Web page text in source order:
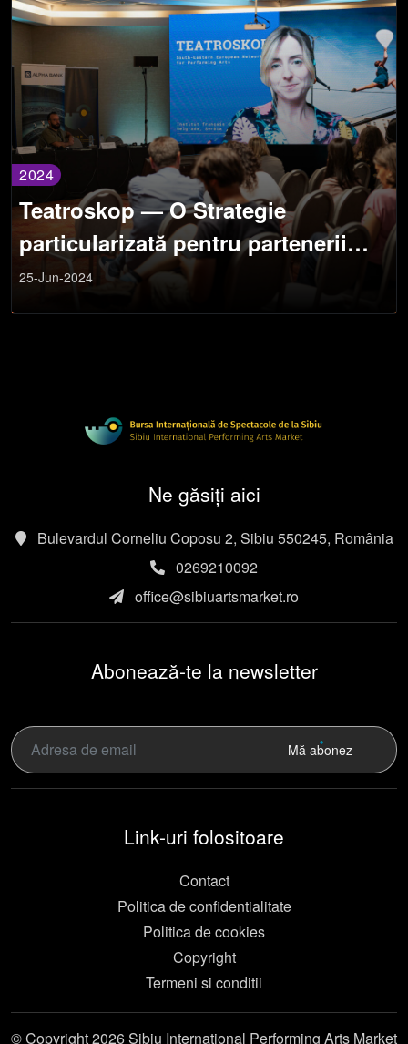
2024
Teatroskop — O Strategie
particularizată pentru partenerii
regionali
25-Jun-2024
Ne găsiți aici
Bulevardul Corneliu Coposu 2, Sibiu 550245, România
0269210092
office@sibiuartsmarket.ro
Abonează-te la newsletter
Mă abonez
Link-uri folositoare
Contact
Politica de confidentialitate
Politica de cookies
Copyright
Termeni si conditii
© Copyright 2026 Sibiu International Performing Arts Market